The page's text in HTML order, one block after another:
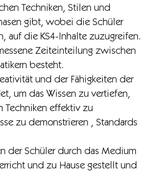
Techniken, Stilen und
gibt, wobei die Schüler
auf die KS4-Inhalte zuzugreifen.
Zeiteinteilung zwischen
besteht.
und der Fähigkeiten der
um das Wissen zu vertiefen,
effektiv zu
zu demonstrieren , Standards
der Schüler durch das Medium
und zu Hause gestellt und